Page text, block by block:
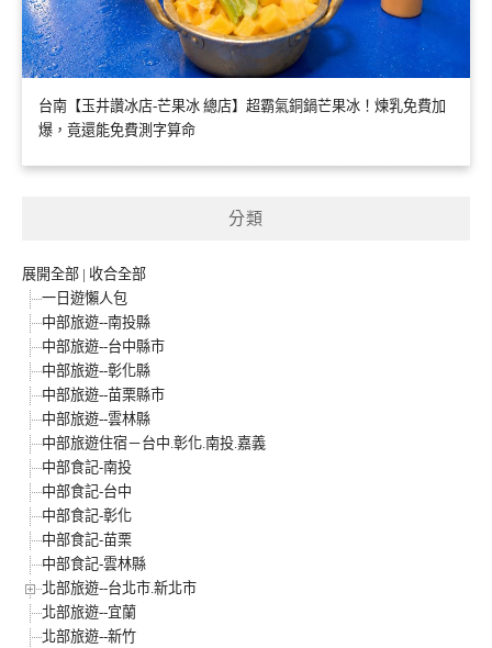
台南【玉井讚冰店-芒果冰 總店】超霸氣銅鍋芒果冰！煉乳免費加
爆，竟還能免費測字算命
分類
展開全部 | 收合全部
一日遊懶人包
中部旅遊--南投縣
中部旅遊--台中縣市
中部旅遊--彰化縣
中部旅遊--苗栗縣市
中部旅遊--雲林縣
中部旅遊住宿－台中.彰化.南投.嘉義
中部食記-南投
中部食記-台中
中部食記-彰化
中部食記-苗栗
中部食記-雲林縣
北部旅遊--台北市.新北市
北部旅遊--宜蘭
北部旅遊--新竹